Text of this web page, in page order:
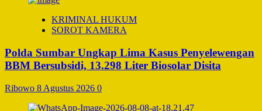
KRIMINAL HUKUM
SOROT KAMERA
Polda Sumbar Ungkap Lima Kasus Penyelewengan
BBM Bersubsidi, 13.298 Liter Biosolar Disita
Ribowo 8 Agustus 2026 0